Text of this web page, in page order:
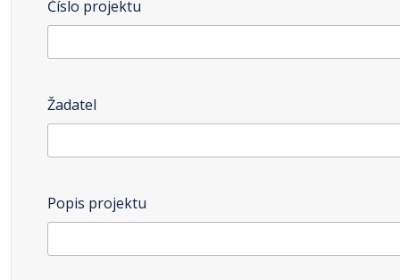
Číslo projektu
Žadatel
Popis projektu